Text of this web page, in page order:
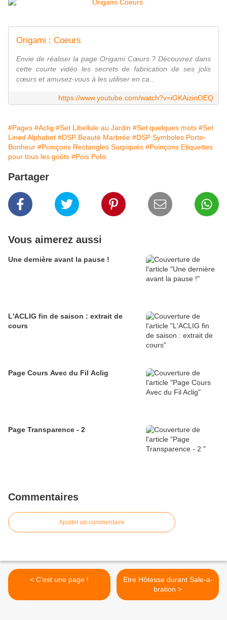
Origami : Coeurs
Envie de réaliser la page Origami Cœurs ? Découvrez dans
cette courte vidéo les secrets de fabrication de ses jolis
cœurs et amusez-vous à les utiliser en ca...
https://www.youtube.com/watch?v=iGKAizinOEQ
#Pages #Aclig #Set Libellule au Jardin #Set quelques mots #Set
Lined Alphabet #DSP Beauté Marbrée #DSP Symboles Porte-
Bonheur #Poinçons Rectangles Surpiqués #Poinçons Etiquettes
pour tous les goûts #Pois Polis
Partager
Vous aimerez aussi
Une dernière avant la pause !
L'ACLIG fin de saison : extrait de
cours
Page Cours Avec du Fil Aclig
Page Transparence - 2
Commentaires
Ajouter un commentaire
< C'est une page !
Etre Hôtesse durant Sale-a-
bration >